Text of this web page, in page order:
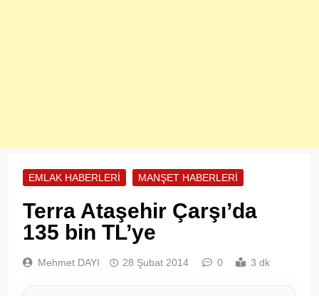
EMLAK HABERLERI MANŞET HABERLERI
Terra Ataşehir Çarşı’da
135 bin TL’ye
Mehmet DAYI 28 Şubat 2014 0 3 dk